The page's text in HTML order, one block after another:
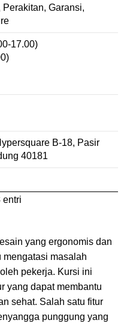
Garansi,
17.00)
B-18, Pasir
40181
entri
yang ergonomis dan
mengatasi masalah
pekerja. Kursi ini
yang dapat membantu
sehat. Salah satu fitur
punggung yang